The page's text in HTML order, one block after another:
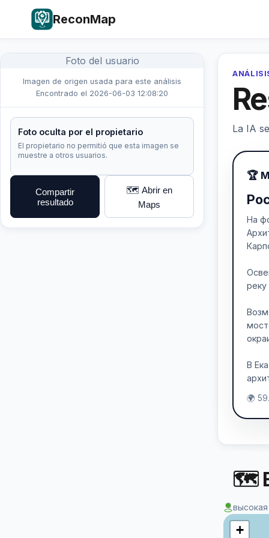
ReconMap
Foto del usuario
Imagen de origen usada para este análisis
Encontrado el 2026-06-03 12:08:20
Foto oculta por el propietario
El propietario no permitió que esta imagen se
muestre a otros usuarios.
Compartir
resultado
🗺️ Abrir en
Maps
La IA
🏆
На
реку
В
🌍
🗺
+